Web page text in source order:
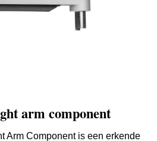
arm component
Arm Component is een erkende